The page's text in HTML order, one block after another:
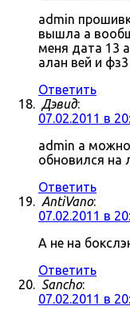
admin
вышла а
меня дата 13
алан вей и
Ответить
Дэвид:
07.02.2011 в
admin а
обновился на
Ответить
AntiVano:
07.02.2011 в
А не на
Ответить
Sancho:
07.02.2011 в